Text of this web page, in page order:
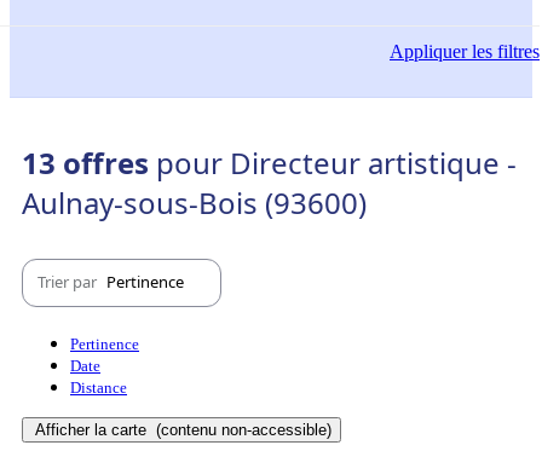
Appliquerles filtres
13 offres pour Directeur artistique -
Aulnay-sous-Bois (93600)
Trier par Pertinence
Pertinence
Date
Distance
Afficher la carte (contenu non-accessible)